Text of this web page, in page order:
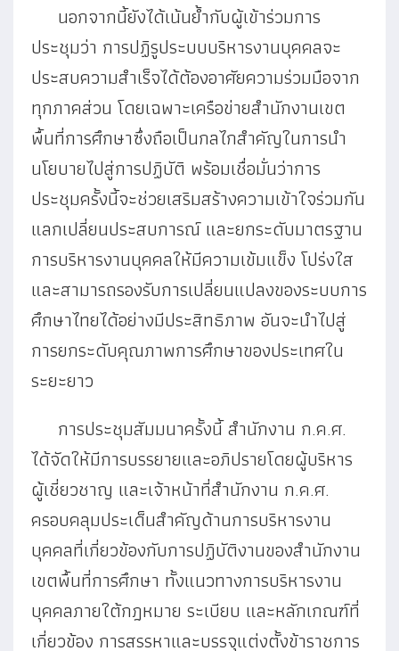
นอกจากนี้ยังได้เน้นย้ำกับผู้เข้าร่วมการ
ประชุมว่า การปฏิรูประบบบริหารงานบุคคลจะ
ประสบความสำเร็จได้ต้องอาศัยความร่วมมือจาก
ทุกภาคส่วน โดยเฉพาะเครือข่ายสำนักงานเขต
พื้นที่การศึกษาซึ่งถือเป็นกลไกสำคัญในการนำ
นโยบายไปสู่การปฏิบัติ พร้อมเชื่อมั่นว่าการ
ประชุมครั้งนี้จะช่วยเสริมสร้างความเข้าใจร่วมกัน
แลกเปลี่ยนประสบการณ์ และยกระดับมาตรฐาน
การบริหารงานบุคคลให้มีความเข้มแข็ง โปร่งใส
และสามารถรองรับการเปลี่ยนแปลงของระบบการ
ศึกษาไทยได้อย่างมีประสิทธิภาพ อันจะนำไปสู่
การยกระดับคุณภาพการศึกษาของประเทศใน
ระยะยาว
การประชุมสัมมนาครั้งนี้ สำนักงาน ก.ค.ศ.
ได้จัดให้มีการบรรยายและอภิปรายโดยผู้บริหาร
ผู้เชี่ยวชาญ และเจ้าหน้าที่สำนักงาน ก.ค.ศ.
ครอบคลุมประเด็นสำคัญด้านการบริหารงาน
บุคคลที่เกี่ยวข้องกับการปฏิบัติงานของสำนักงาน
เขตพื้นที่การศึกษา ทั้งแนวทางการบริหารงาน
บุคคลภายใต้กฎหมาย ระเบียบ และหลักเกณฑ์ที่
เกี่ยวข้อง การสรรหาและบรรจุแต่งตั้งข้าราชการ